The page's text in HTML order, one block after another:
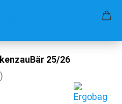
25/26
)